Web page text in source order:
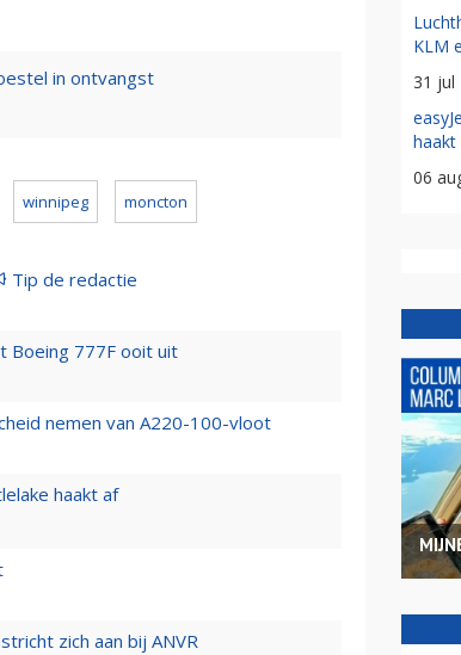
in ontvangst
winnipeg moncton
Tip de redactie
Boeing 777F ooit uit
nemen van A220-100-vloot
haakt af
zich aan bij ANVR
KLM
31 jul
haakt
06